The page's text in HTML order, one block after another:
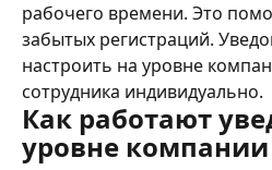
рабочего времени. Это
забытых регистраций.
настроить на уровне
сотрудника индивидуально.
Как работают
уровне компании